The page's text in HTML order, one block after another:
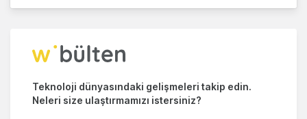
Teknoloji dünyasındaki gelişmeleri takip edin.
Neleri size ulaştırmamızı istersiniz?